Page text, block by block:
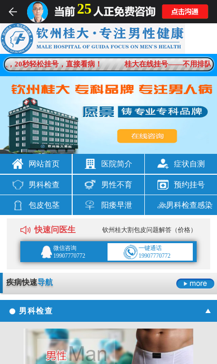
20秒轻松挂号，直接看病！ 桂大在线挂号——不用排队，
网站首页 医院简介 症状自测
男科检查 男性不育 预约挂号
包皮包茎 阳痿早泄 男科检查感染
快速问医生 钦州桂大割包皮问题解答（价格）
微信咨询
19907770772
一键通话
19907770772
疾病快速导航
男科检查
25
男科疾病一对一在线解答
想咨询男科问题